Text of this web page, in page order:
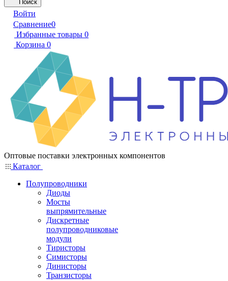
Поиск
Войти
Сравнение0
Избранные товары 0
Корзина 0
Оптовые поставки электронных компонентов
Каталог
Полупроводники
Диоды
Мосты
выпрямительные
Дискретные
полупроводниковые
модули
Тиристоры
Симисторы
Динисторы
Транзисторы